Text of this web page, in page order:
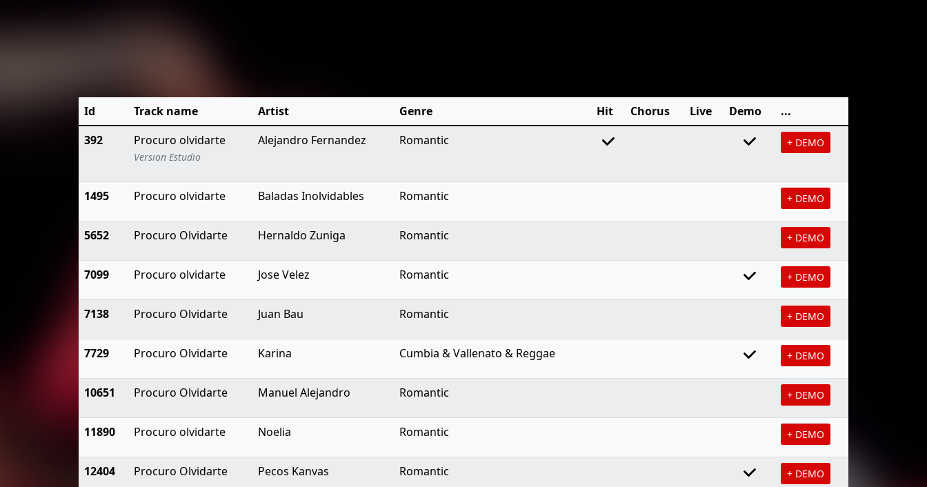
Id Track name Artist Genre Hit Chorus Live Demo
...
392
Procuro olvidarte
Version Estudio
Alejandro Fernandez Romantic + DEMO
1495 Procuro olvidarte Baladas Inolvidables Romantic + DEMO
5652 Procuro Olvidarte Hernaldo Zuniga Romantic + DEMO
7099 Procuro olvidarte Jose Velez Romantic + DEMO
7138 Procuro Olvidarte Juan Bau Romantic + DEMO
7729 Procuro Olvidarte Karina Cumbia & Vallenato & Reggae + DEMO
10651 Procuro Olvidarte Manuel Alejandro Romantic + DEMO
11890 Procuro olvidarte Noelia Romantic + DEMO
12404 Procuro Olvidarte Pecos Kanvas Romantic + DEMO